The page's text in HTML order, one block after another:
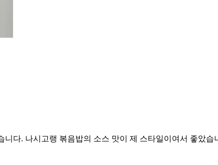
다. 나시고랭 볶음밥의 소스 맛이 제 스타일이여서 좋았